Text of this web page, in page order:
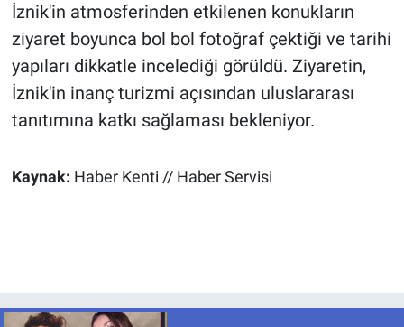
İznik'in atmosferinden etkilenen konukların
ziyaret boyunca bol bol fotoğraf çektiği ve tarihi
yapıları dikkatle incelediği görüldü. Ziyaretin,
İznik'in inanç turizmi açısından uluslararası
tanıtımına katkı sağlaması bekleniyor.
Kaynak: Haber Kenti // Haber Servisi